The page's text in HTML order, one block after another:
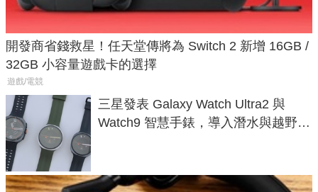
開發商省錢救星！任天堂傳將為 Switch 2 新增 16GB /
32GB 小容量遊戲卡的選擇
遊戲/電競
三星發表 Galaxy Watch Ultra2 與
Watch9 智慧手錶，導入潛水與越野跑